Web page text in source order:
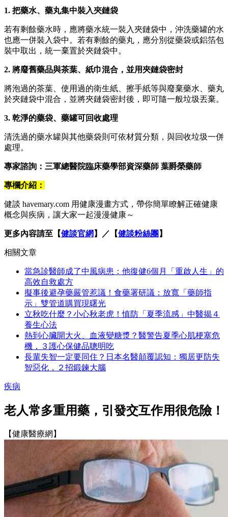
1. 把藥水、藥丸集中裝入夾鏈袋
若有剩餘藥水時，應將藥水統一裝入夾鏈袋中，沖洗藥罐的水
也應一併裝入袋中。若有剩餘的藥丸，應分別從藥袋或鋁箔包
裝中取出，統一棄置於夾鏈袋中。
2. 將廢舊藥品與茶葉、紙巾混合，並用夾鏈袋密封
將泡過的茶葉、使用過的衛生紙、擦手紙等與廢棄藥水、藥丸
於夾鏈袋中混合，並將夾鏈袋密封後，即可隨一般垃圾丟棄。
3. 乾淨的藥袋、藥罐可回收處理
清洗過的藥水罐與其他藥袋則可依材質分類，與回收垃圾一併
處理。
專家諮詢：三軍總醫院臨床藥學部資深藥師 葉爵榮藥師
專欄介紹：
健談 havemary.com 用健康漫畫方式，帶你簡單瞭解正確健康
概念與疾病，讓大家一起漫漫健康～
更多內容請至【健談官網 】／【健談粉絲團 】
相關文章
當急診醫師成了中風病患：他復健6個月「重啟人生」的
高效自救處方
擬事後避孕藥嚴管惹議！食藥署研議：放寬「藥師指
示」雙管道購買現曙光
立秋吃什麼？小心秋老虎！慎防「夏季流感」中醫揭４
養生心法
熱到心臟開大火、血液變糖漿？醫警告夏季心肌梗塞危
機，３護心保健品聰明吃
長輩失智一定要同住？日本名醫顛覆認知：獨居更防失
智惡化，２招鍛鍊大腦
疾病
老人常多重用藥，引發交互作用很危險！
【健康醫療網】